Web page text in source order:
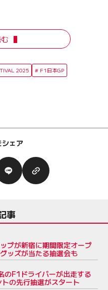
2025 F1日本GP
シェア
事
プが新宿に期間限定オープ
ッズが当たる抽選会も
のF1ドライバーが出走する
の先⾏抽選がスタート